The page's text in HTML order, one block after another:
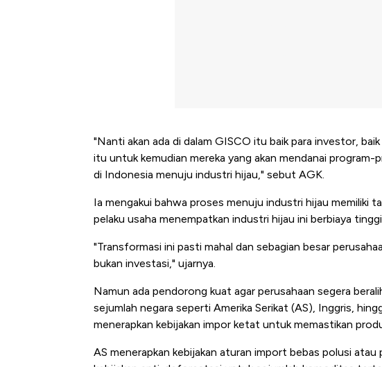
"Nanti akan ada di dalam GISCO itu baik para investor,
itu untuk kemudian mereka yang akan mendanai
di Indonesia menuju industri hijau," sebut AGK.
Ia mengakui bahwa proses menuju industri hijau memiliki
pelaku usaha menempatkan industri hijau ini berbiaya tinggi.
"Transformasi ini pasti mahal dan sebagian besar
bukan investasi," ujarnya.
Namun ada pendorong kuat agar perusahaan segera
sejumlah negara seperti Amerika Serikat (AS), Inggris,
menerapkan kebijakan impor ketat untuk memastikan
AS menerapkan kebijakan aturan import bebas polusi